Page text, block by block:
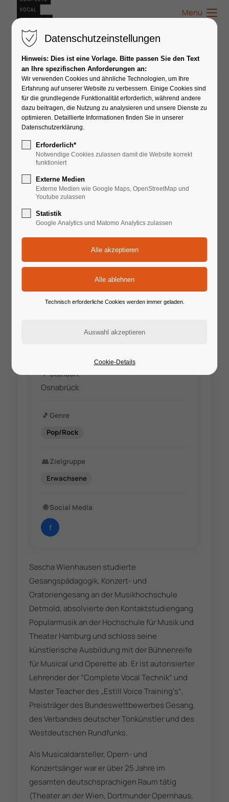
Menu
Sascha Wienhausen
https://www.hs-osnabrueck.de/prof-
sascha-wienhausen/
📍Standort
Osnabrück
🎵 Genre
Pop/Rock
👥Zielgruppe
Erwachsene
🌐 Social Media
f
Sascha Wienhausen studierte
Gesangspädagogik, Konzert- und
Oratoriengesang an der Musikhochschule
Detmold, absolvierte den Kontaktstudiengang
Popularmusik an der Hochschule für Musik und
Theater Hamburg und schloss seine
künstlerische Ausbildung mit der Bühnenreife
für Musical und Operette ab. Er ist autorisierter
Lehrender der “Complete Vocal Technik” und
Master Teacher des „Estill Voice Training‘s“,
Preisträger des Bundeswettbewerbes Gesang,
des Verbandes deutscher Tonkünstler und des
Westdeutschen Rundfunks.
Als Musicaldarsteller, Opern- und
Konzertsänger war er über 25 Jahre im
gesamten deutschsprachigen Raum tätig
(Theater an der Wien, Dortmunder Opernhaus,
Datenschutzeinstellungen
Hinweis: Dies ist eine Vorlage. Bitte passen Sie den Text
an Ihre spezifischen Anforderungen an:
Wir verwenden Cookies und ähnliche Technologien, um Ihre
Erfahrung auf unserer Website zu verbessern. Einige Cookies sind
für die grundlegende Funktionalität erforderlich, während andere
dazu beitragen, die Nutzung zu analysieren und unsere Dienste zu
optimieren. Detaillierte Informationen finden Sie in unserer
Datenschutzerklärung.
Erforderlich*
Notwendige Cookies zulassen damit die Website korrekt
funktioniert
Externe Medien
Externe Medien wie Google Maps, OpenStreetMap und
Youtube zulassen
Statistik
Google Analytics und Matomo Analytics zulassen
Technisch erforderliche Cookies werden immer geladen.
Cookie-Details